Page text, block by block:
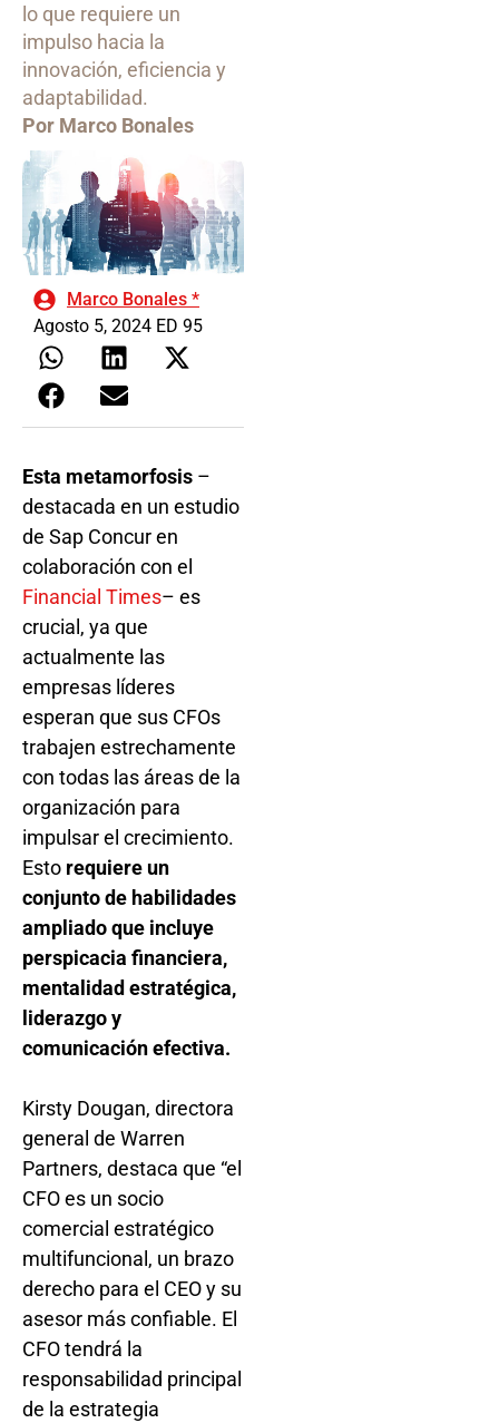
lo que requiere un
impulso hacia la
innovación, eficiencia y
adaptabilidad.
Por Marco Bonales
Marco Bonales *
Agosto 5, 2024 ED 95
Esta metamorfosis –
destacada en un estudio
de Sap Concur en
colaboración con el
Financial Times– es
crucial, ya que
actualmente las
empresas líderes
esperan que sus CFOs
trabajen estrechamente
con todas las áreas de la
organización para
impulsar el crecimiento.
Esto requiere un
conjunto de habilidades
ampliado que incluye
perspicacia financiera,
mentalidad estratégica,
liderazgo y
comunicación efectiva.
Kirsty Dougan, directora
general de Warren
Partners, destaca que “el
CFO es un socio
comercial estratégico
multifuncional, un brazo
derecho para el CEO y su
asesor más confiable. El
CFO tendrá la
responsabilidad principal
de la estrategia